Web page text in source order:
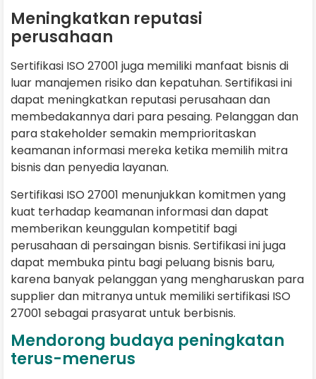
Meningkatkan reputasi
perusahaan
Sertifikasi ISO 27001 juga memiliki manfaat bisnis di
luar manajemen risiko dan kepatuhan. Sertifikasi ini
dapat meningkatkan reputasi perusahaan dan
membedakannya dari para pesaing. Pelanggan dan
para stakeholder semakin memprioritaskan
keamanan informasi mereka ketika memilih mitra
bisnis dan penyedia layanan.
Sertifikasi ISO 27001 menunjukkan komitmen yang
kuat terhadap keamanan informasi dan dapat
memberikan keunggulan kompetitif bagi
perusahaan di persaingan bisnis. Sertifikasi ini juga
dapat membuka pintu bagi peluang bisnis baru,
karena banyak pelanggan yang mengharuskan para
supplier dan mitranya untuk memiliki sertifikasi ISO
27001 sebagai prasyarat untuk berbisnis.
Mendorong budaya peningkatan
terus-menerus